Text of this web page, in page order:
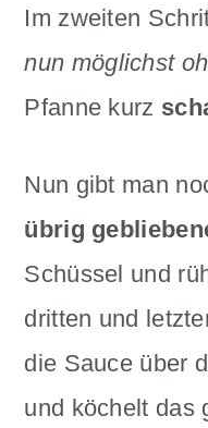
Im zweiten
nun möglichst
Pfanne kurz
Nun gibt man
übrig
Schüssel und
dritten und
die Sauce über
und köchelt das